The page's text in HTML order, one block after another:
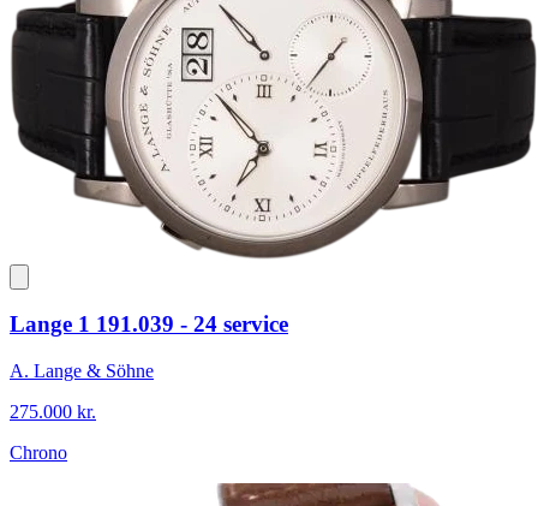
Lange 1 191.039 - 24 service
A. Lange & Söhne
275.000 kr.
Chrono